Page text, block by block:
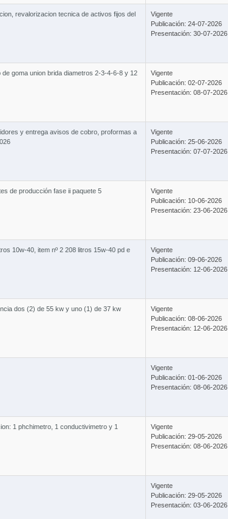
revalorizacion tecnica de activos fijos del
Vigente
Publicación: 24-07-2026
Presentación: 30-07-2026
goma union brida diametros 2-3-4-6-8 y 12
Vigente
Publicación: 02-07-2026
Presentación: 08-07-2026
y entrega avisos de cobro, proformas a
Vigente
Publicación: 25-06-2026
Presentación: 07-07-2026
de producción fase ii paquete 5
Vigente
Publicación: 10-06-2026
Presentación: 23-06-2026
10w-40, item nº 2 208 litros 15w-40 pd e
Vigente
Publicación: 09-06-2026
Presentación: 12-06-2026
dos (2) de 55 kw y uno (1) de 37 kw
Vigente
Publicación: 08-06-2026
Presentación: 12-06-2026
Vigente
Publicación: 01-06-2026
Presentación: 08-06-2026
1 phchimetro, 1 conductivimetro y 1
Vigente
Publicación: 29-05-2026
Presentación: 08-06-2026
Vigente
Publicación: 29-05-2026
Presentación: 03-06-2026